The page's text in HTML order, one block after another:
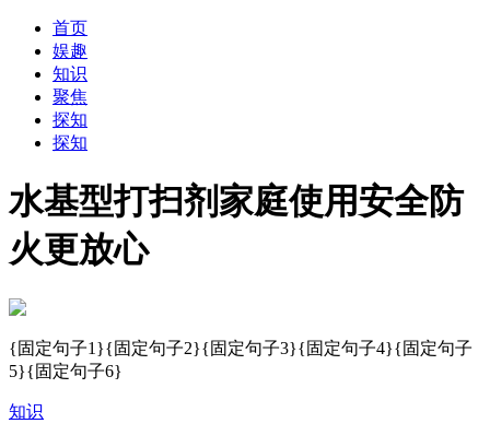
首页
娱趣
知识
聚焦
探知
探知
水基型打扫剂家庭使用安全防
火更放心
{固定句子1}{固定句子2}{固定句子3}{固定句子4}{固定句子
5}{固定句子6}
知识